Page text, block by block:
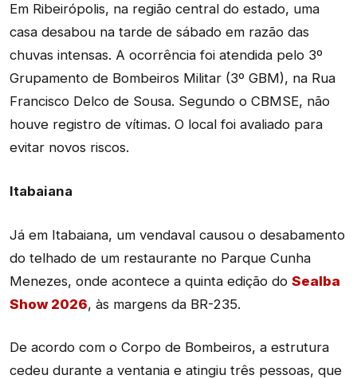
Em Ribeirópolis, na região central do estado, uma
casa desabou na tarde de sábado em razão das
chuvas intensas. A ocorrência foi atendida pelo 3º
Grupamento de Bombeiros Militar (3º GBM), na Rua
Francisco Delco de Sousa. Segundo o CBMSE, não
houve registro de vítimas. O local foi avaliado para
evitar novos riscos.
Itabaiana
Já em Itabaiana, um vendaval causou o desabamento
do telhado de um restaurante no Parque Cunha
Menezes, onde acontece a quinta edição do Sealba
Show 2026, às margens da BR-235.
De acordo com o Corpo de Bombeiros, a estrutura
cedeu durante a ventania e atingiu três pessoas, que